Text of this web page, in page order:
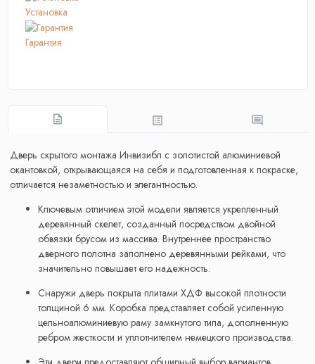
Установка
Гарантия
Дверь скрытого монтажа Инвизибл с золотистой алюминиевой
окантовкой, открывающаяся на себя и подготовленная к покраске,
отличается незаметностью и элегантностью.
Ключевым отличием этой модели является укрепленный
деревянный скелет, созданный посредством двойной
обвязки брусом из массива. Внутреннее пространство
дверного полотна заполнено деревянными рейками, что
значительно повышает его надежность.
Снаружи дверь покрыта плитами ХДФ высокой плотности
толщиной 6 мм. Коробка представляет собой усиленную
цельноалюминиевую раму замкнутого типа, дополненную
ребром жесткости и уплотнителем немецкого производства.